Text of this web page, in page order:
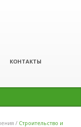
КОНТАКТЫ
/ Строительство и